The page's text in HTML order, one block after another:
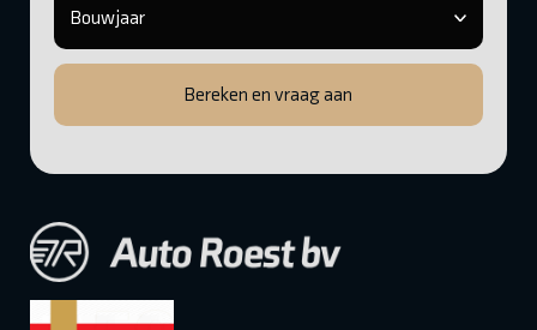
Bereken en vraag aan